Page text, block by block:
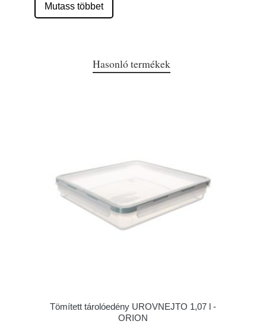
Mutass többet
Hasonló termékek
Tömített tárolóedény UROVNEJTO 1,07 l -
ORION